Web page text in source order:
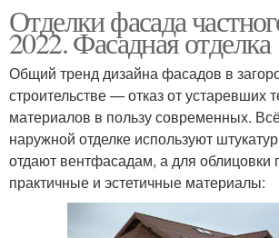
Отделки фасада
2022. Фасадная отделка
Общий тренд дизайна фасадов в
строительстве — отказ от устаревших
материалов в пользу современных.
наружной отделке используют
отдают вентфасадам, а для облицовки
практичные и эстетичные материалы: